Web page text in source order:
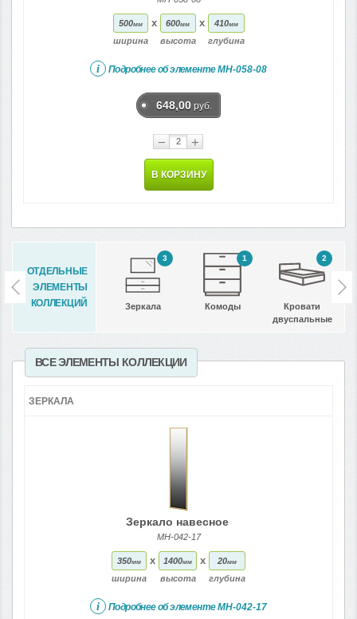
500мм
ширина
x 600мм
высота
x 410мм
глубина
i Подробнее об элементеМН-058-08
648,00 руб.
− +
В КОРЗИНУ
ОТДЕЛЬНЫЕ
ЭЛЕМЕНТЫ
КОЛЛЕКЦИЙ
3
Зеркала
1
Комоды
2
Кровати
двуспальные
ВСЕ ЭЛЕМЕНТЫ КОЛЛЕКЦИИ
ЗЕРКАЛА
Зеркало навесное
МН-042-17
350мм
ширина
x 1400мм
высота
x 20мм
глубина
i Подробнее об элементеМН-042-17